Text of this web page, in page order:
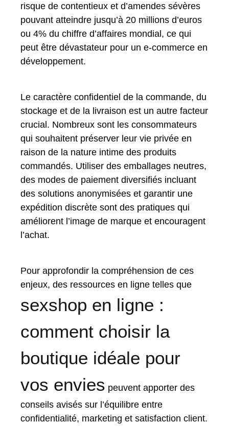
risque de contentieux et d’amendes sévères
pouvant atteindre jusqu’à 20 millions d’euros
ou 4% du chiffre d’affaires mondial, ce qui
peut être dévastateur pour un e-commerce en
développement.
Le caractère confidentiel de la commande, du
stockage et de la livraison est un autre facteur
crucial. Nombreux sont les consommateurs
qui souhaitent préserver leur vie privée en
raison de la nature intime des produits
commandés. Utiliser des emballages neutres,
des modes de paiement diversifiés incluant
des solutions anonymisées et garantir une
expédition discrète sont des pratiques qui
améliorent l’image de marque et encouragent
l’achat.
Pour approfondir la compréhension de ces
enjeux, des ressources en ligne telles que
sexshop en ligne :
comment choisir la
boutique idéale pour
vos envies peuvent apporter des
conseils avisés sur l’équilibre entre
confidentialité, marketing et satisfaction client.